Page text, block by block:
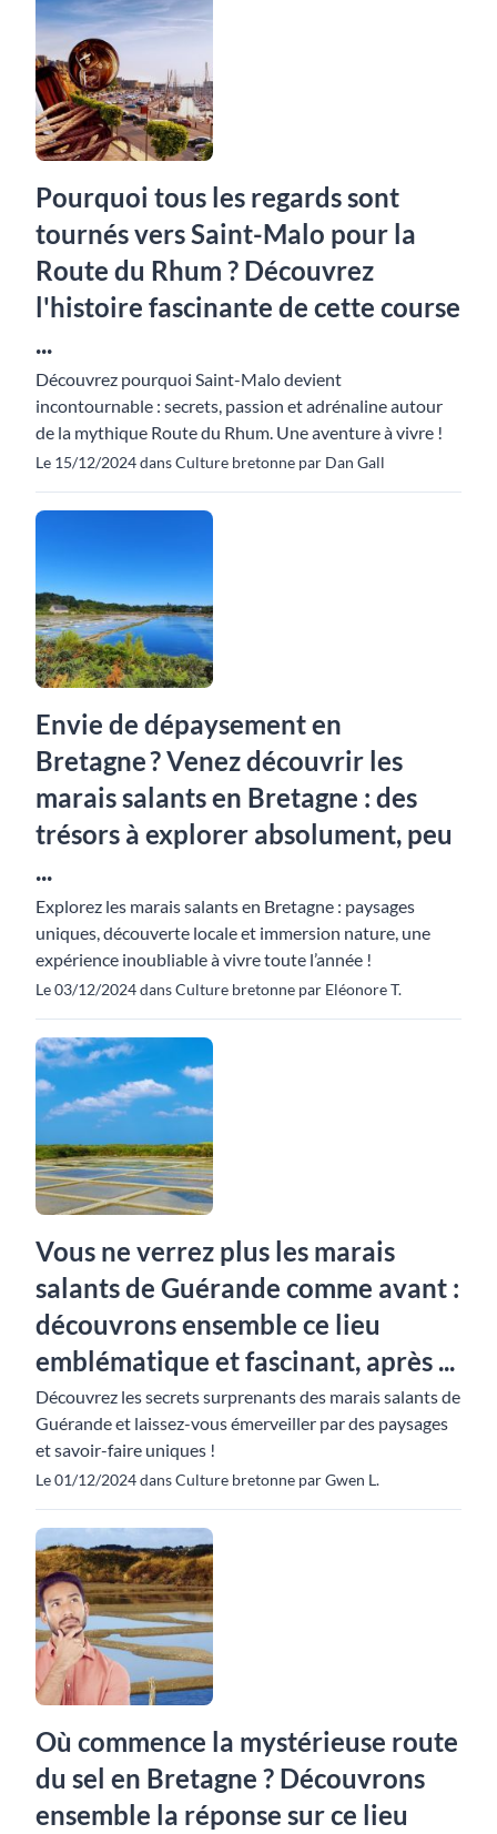
Pourquoi tous les regards sont
tournés vers Saint-Malo pour la
Route du Rhum ? Découvrez
l'histoire fascinante de cette course
...
Découvrez pourquoi Saint-Malo devient
incontournable : secrets, passion et adrénaline autour
de la mythique Route du Rhum. Une aventure à vivre !
Le 15/12/2024 dans Culture bretonne par Dan Gall
Envie de dépaysement en
Bretagne ? Venez découvrir les
marais salants en Bretagne : des
trésors à explorer absolument, peu
...
Explorez les marais salants en Bretagne : paysages
uniques, découverte locale et immersion nature, une
expérience inoubliable à vivre toute l’année !
Le 03/12/2024 dans Culture bretonne par Eléonore T.
Vous ne verrez plus les marais
salants de Guérande comme avant :
découvrons ensemble ce lieu
emblématique et fascinant, après ...
Découvrez les secrets surprenants des marais salants de
Guérande et laissez-vous émerveiller par des paysages
et savoir-faire uniques !
Le 01/12/2024 dans Culture bretonne par Gwen L.
Où commence la mystérieuse route
du sel en Bretagne ? Découvrons
ensemble la réponse sur ce lieu